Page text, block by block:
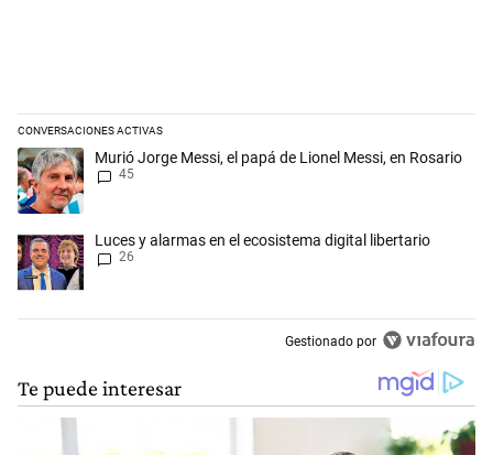
CONVERSACIONES ACTIVAS
Este listado muestra los artículos con más comentarios en los
Un artículo de tendencia con el título "Murió Jorge Messi, el papá de
Murió Jorge Messi, el papá de Lionel Messi, en Rosario
45
Un artículo de tendencia con el título "Luces y alarmas en el
Luces y alarmas en el ecosistema digital libertario
26
Gestionado por